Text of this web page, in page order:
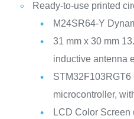
Ready-to-use printed
M24SR64-Y
31 mm x 30 mm
inductive antenna
STM32F103RGT6
microcontroller,
LCD Color